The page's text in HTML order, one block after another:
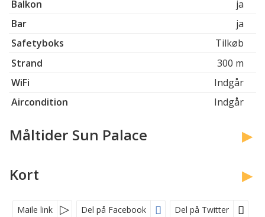
Balkon
ja
Bar
ja
Safetyboks
Tilkøb
Strand
300 m
WiFi
Indgår
Aircondition
Indgår
Måltider Sun Palace
Kort
Maile link Del på Facebook Del på Twitter